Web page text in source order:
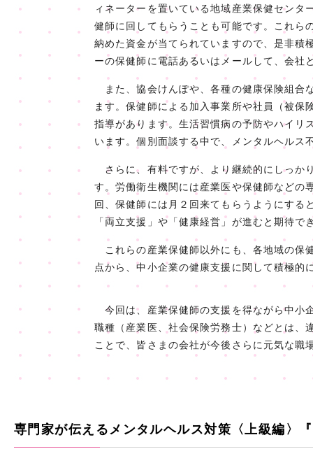
ィネーターを置いている地域産業保健セン
健師に回してもらうことも可能です。これら
納めた資金が当てられていますので、是非積
ーの保健師に電話あるいはメールして、会社
また、協会けんぽや、各種の健康保険組合
ます。保健師による加入事業所や社員（被
指導があります。生活習慣病の予防やハイリ
います。個別面談する中で、メンタルヘルス
さらに、有料ですが、より継続的にしっか
す。労働衛生機関には産業医や保健師などの
回、保健師には月２回来てもらうようにする
「両立支援」や「健康経営」が進むと期待で
これらの産業保健師以外にも、各地域の保
点から、中小企業の健康支援に関して積極
今回は、産業保健師の支援を得ながら中小
職種（産業医、社会保険労務士）などとは、
ことで、皆さまの会社が今後さらに元気な
専門家が伝えるメンタルヘルス対策〈上級編〉